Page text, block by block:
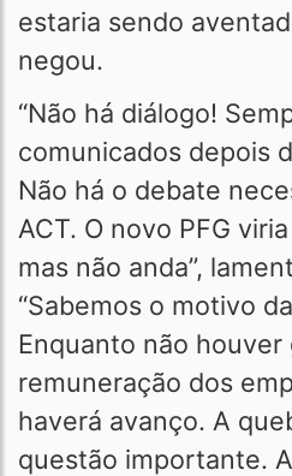
estaria sendo
negou.
“Não há diálogo!
comunicados depois
Não há o debate
ACT. O novo PFG
mas não anda”,
“Sabemos o motivo
Enquanto não houver
remuneração dos
haverá avanço. A
questão importante.